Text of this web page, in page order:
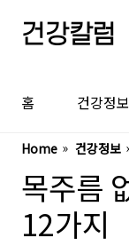
건강칼럼
홈 건강정보
Home 건강정보
목주름
12가지